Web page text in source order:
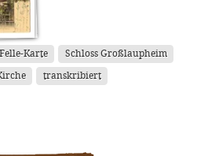
Felle-Karte Schloss Großlaupheim
transkribiert